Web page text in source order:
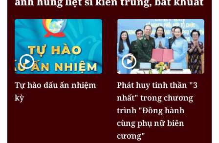
Tự hào dấu ấn nhiệm
kỳ
Phát huy tinh thần "3
nhất" trong chương
trình "Đồng hành
cùng phụ nữ biên
cương"